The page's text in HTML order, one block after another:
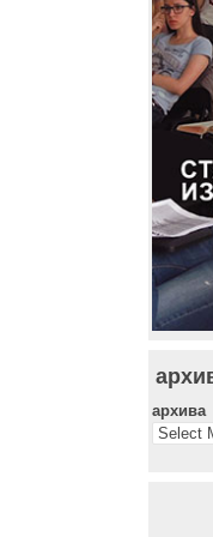
архива